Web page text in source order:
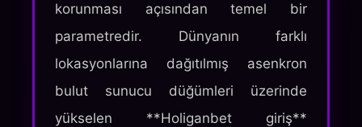
korunması açısından temel bir
parametredir. Dünyanın farklı
lokasyonlarına dağıtılmış asenkron
bulut sunucu düğümleri üzerinde
yükselen **Holiganbet giriş**